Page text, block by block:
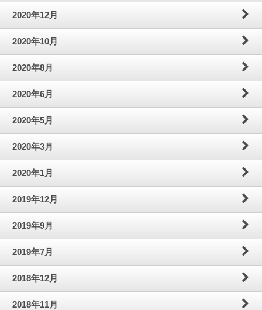
2020年12月
2020年10月
2020年8月
2020年6月
2020年5月
2020年3月
2020年1月
2019年12月
2019年9月
2019年7月
2018年12月
2018年11月